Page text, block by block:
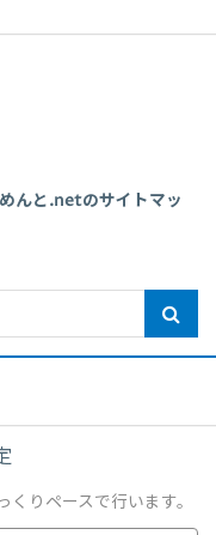
んと.netのサイトマッ
くりペースで行います。